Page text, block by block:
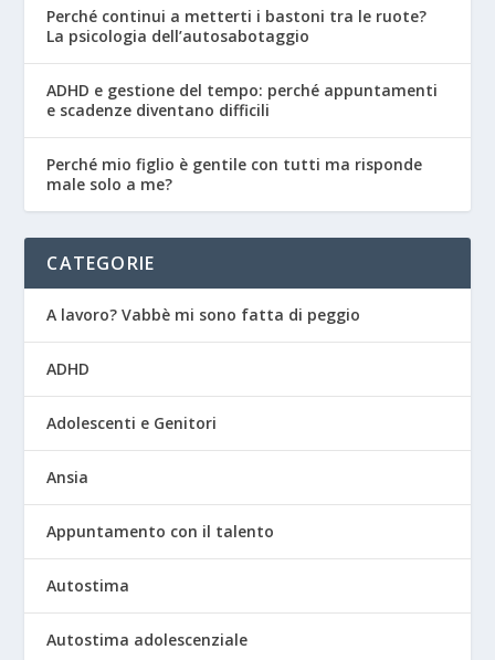
Perché continui a metterti i bastoni tra le ruote?
La psicologia dell’autosabotaggio
ADHD e gestione del tempo: perché appuntamenti
e scadenze diventano difficili
Perché mio figlio è gentile con tutti ma risponde
male solo a me?
CATEGORIE
A lavoro? Vabbè mi sono fatta di peggio
ADHD
Adolescenti e Genitori
Ansia
Appuntamento con il talento
Autostima
Autostima adolescenziale